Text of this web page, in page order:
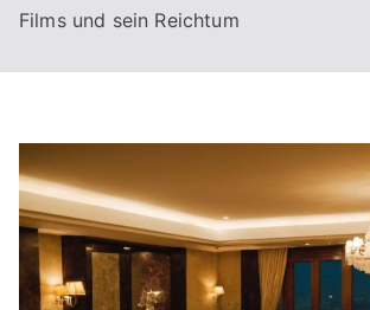
Films und sein Reichtum